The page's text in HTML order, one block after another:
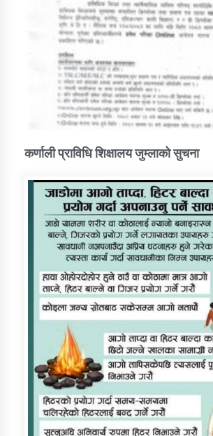
कर्णाली प्राविधि शिक्षालय जुम्लाको सुचना